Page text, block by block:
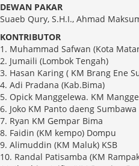
DEWAN PAKAR
Suaeb Qury, S.H.I., Ahmad
KONTRIBUTOR
1. Muhammad Safwan (Kota
2. Jumaili (Lombok Tengah)
3. Hasan Karing ( KM Brang Ene
4. Adi Pradana (Kab.Bima)
5. Opick Manggelewa. KM
6. Joko KM Panto daeng Sumbawa
7. Ryan KM Gempar Bima
8. Faidin (KM kempo) Dompu
9. Alimuddin (KM Maluk) KSB
10. Randal Patisamba (KM